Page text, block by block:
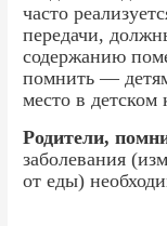
часто
передачи,
содержанию
помнить —
место в детском
Родители,
заболевания
от еды)